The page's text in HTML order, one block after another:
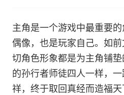
主角是一个游戏中最重要
偶像，也是玩家自己。如
切角色形象都是为主角铺
的孙行者师徒四人一样，
祥，终于取回真经而造福